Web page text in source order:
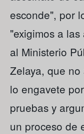
esconde", por
"exigimos a
al Ministerio
Zelaya, que
lo engavete
pruebas y
un proceso de